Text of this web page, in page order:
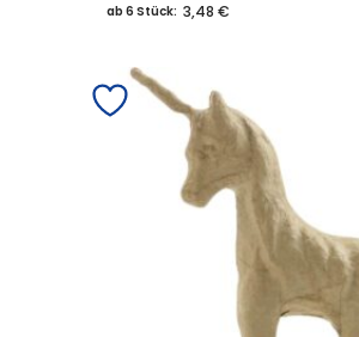
ab 6 Stück: 3,48 €